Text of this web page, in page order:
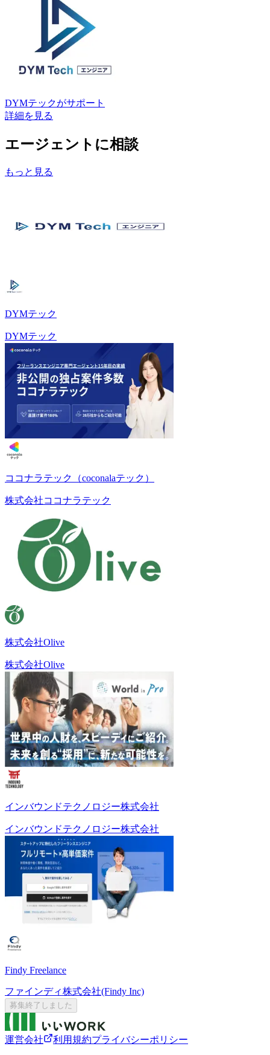
DYMテックがサポート
詳細を見る
エージェントに相談
もっと見る
DYMテック
DYMテック
ココナラテック（coconalaテック）
株式会社ココナラテック
株式会社Olive
株式会社Olive
インバウンドテクノロジー株式会社
インバウンドテクノロジー株式会社
Findy Freelance
ファインディ株式会社(Findy Inc)
募集終了しました
運営会社 利用規約プライバシーポリシー